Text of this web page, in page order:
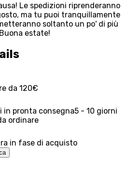
Le spedizioni riprenderanno
ma tu puoi tranquillamente
soltanto un po' di più
estate!
da 120€
in pronta consegna5 - 10 giorni
ordinare
in fase di acquisto